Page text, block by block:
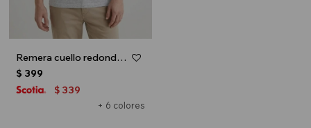
Remera cuello redondo ICONIC 150 - Gris
+ 6 colores
$ 399
$ 339